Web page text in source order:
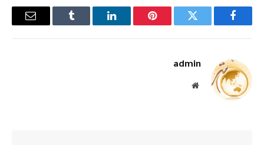
فيسبوك تويتر بينتيريستلينكدإن Tumblr
البريد
admin
موقع